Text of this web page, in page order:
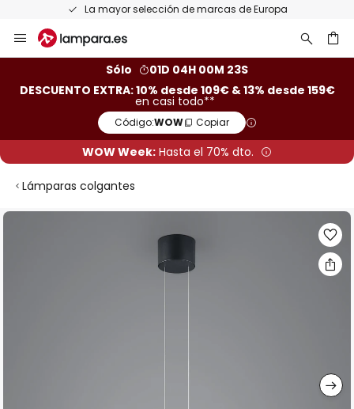
La mayor selección de marcas de Europa
al
Sólo
01D 04H 00M 23S
DESCUENTO EXTRA: 10% desde 109€ & 13% desde 159€
en casi todo**
Código:WOW Copiar
WOW Week: Hasta el 70% dto.
Lámparas colgantes
Saltar